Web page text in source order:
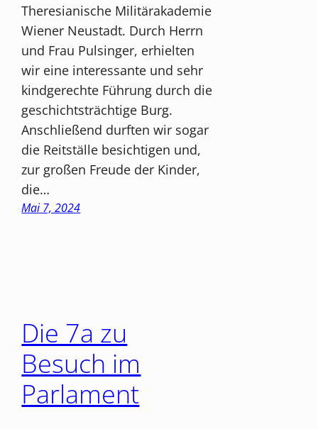
Theresianische Militärakademie
Wiener Neustadt. Durch Herrn
und Frau Pulsinger, erhielten
wir eine interessante und sehr
kindgerechte Führung durch die
geschichtsträchtige Burg.
Anschließend durften wir sogar
die Reitställe besichtigen und,
zur großen Freude der Kinder,
die…
Mai 7, 2024
Die 7a zu
Besuch im
Parlament